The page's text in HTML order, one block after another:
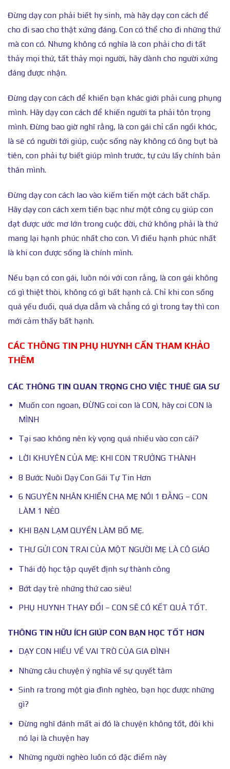
Đừng dạy con phải biết hy sinh, mà hãy dạy con cách để
cho đi sao cho thật xứng đáng. Con có thể cho đi những thứ
mà con có. Nhưng không có nghĩa là con phải cho đi tất
thảy mọi thứ, tất thảy mọi người, hãy dành cho người xứng
đáng được nhận.
Đừng dạy con cách để khiến bạn khác giới phải cung phụng
mình. Hãy dạy con cách để khiến người ta phải tôn trọng
mình. Đừng bao giờ nghĩ rằng, là con gái chỉ cần ngồi khóc,
là sẽ có người tới giúp, cuộc sống này không có ông bụt bà
tiên, con phải tự biết giúp mình trước, tự cứu lấy chính bản
thân mình.
Đừng dạy con cách lao vào kiếm tiền một cách bất chấp.
Hãy dạy con cách xem tiền bạc như một công cụ giúp con
đạt được ước mơ lớn trong cuộc đời, chứ không phải là thứ
mang lại hạnh phúc nhất cho con. Vì điều hạnh phúc nhất
là khi con được sống là chính mình.
Nếu bạn có con gái, luôn nói với con rằng, là con gái không
có gì thiệt thòi, không có gì bất hạnh cả. Chỉ khi con sống
quá yếu đuối, quá dựa dẫm và chẳng có gì trong tay thì con
mới cảm thấy bất hạnh.
CÁC THÔNG TIN PHỤ HUYNH CẦN THAM KHẢO
THÊM
CÁC THÔNG TIN QUAN TRỌNG CHO VIỆC THUÊ GIA SƯ
Muốn con ngoan, ĐỪNG coi con là CON, hãy coi CON là
MÌNH
Tại sao không nên kỳ vọng quá nhiều vào con cái?
LỜI KHUYÊN CỦA MẸ: KHI CON TRƯỞNG THÀNH
8 Bước Nuôi Dạy Con Gái Tự Tin Hơn
6 NGUYÊN NHÂN KHIẾN CHA MẸ NÓI 1 ĐẰNG – CON
LÀM 1 NẺO
KHI BẠN LẠM QUYỀN LÀM BỐ MẸ.
THƯ GỬI CON TRAI CỦA MỘT NGƯỜI MẸ LÀ CÔ GIÁO
Thái độ học tập quyết định sự thành công
Bớt dạy trẻ những thứ cao siêu!
PHỤ HUYNH THAY ĐỔI – CON SẼ CÓ KẾT QUẢ TỐT.
THÔNG TIN HỮU ÍCH GIÚP CON BẠN HỌC TỐT HƠN
DẠY CON HIỂU VỀ VAI TRÒ CỦA GIA ĐÌNH
Những câu chuyện ý nghĩa về sự quyết tâm
Sinh ra trong một gia đình nghèo, bạn học được những
gì?
Đừng nghĩ đánh mất ai đó là chuyện không tốt, đôi khi
nó lại là chuyện hay
Những người nghèo luôn có đặc điểm này